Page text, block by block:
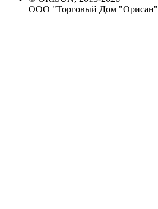
ООО "Торговый Дом "Орисан"